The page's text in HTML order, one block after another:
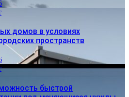
домов в условиях
пространств
быстрой